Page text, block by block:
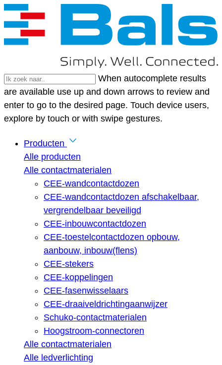
When autocomplete results
are available use up and down arrows to review and
enter to go to the desired page. Touch device users,
explore by touch or with swipe gestures.
Producten
Alle producten
Alle contactmaterialen
CEE-wandcontactdozen
CEE-wandcontactdozen afschakelbaar,
vergrendelbaar beveiligd
CEE-inbouwcontactdozen
CEE-toestelcontactdozen opbouw,
aanbouw, inbouw(flens)
CEE-stekers
CEE-koppelingen
CEE-fasenwisselaars
CEE-draaiveldrichtingaanwijzer
Schuko-contactmaterialen
Hoogstroom-connectoren
Alle contactmaterialen
Alle ledverlichting